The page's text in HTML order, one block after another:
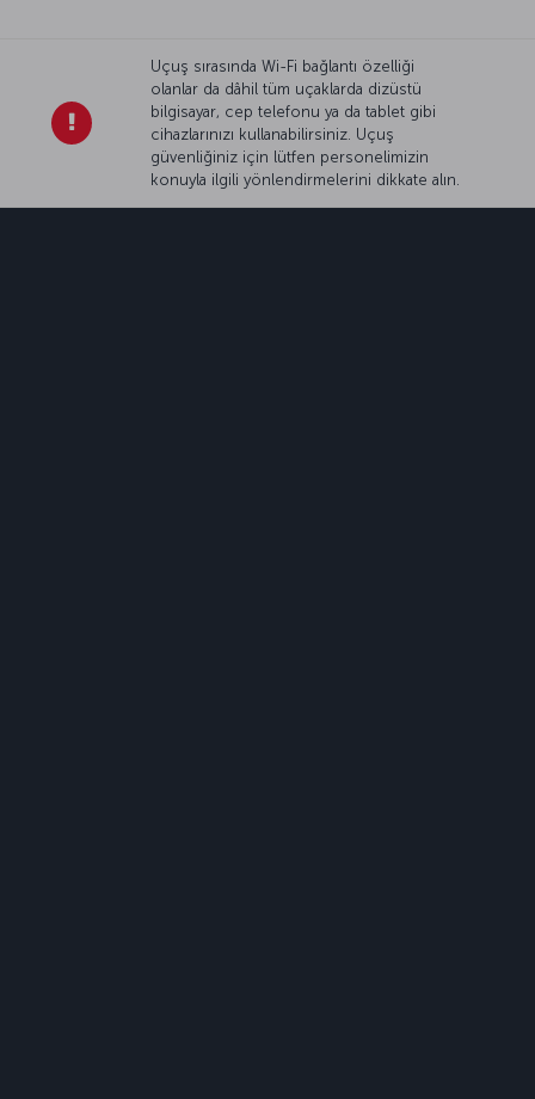
Uçuş sırasında Wi-Fi bağlantı özelliği
olanlar da dâhil tüm uçaklarda dizüstü
bilgisayar, cep telefonu ya da tablet gibi
cihazlarınızı kullanabilirsiniz. Uçuş
güvenliğiniz için lütfen personelimizin
konuyla ilgili yönlendirmelerini dikkate alın.